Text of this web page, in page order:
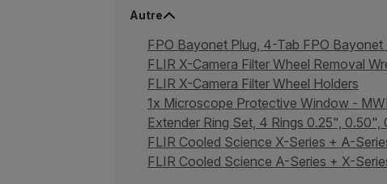
Autre
FPO Bayonet Plug, 4-Tab FPO
FLIR X-Camera Filter Wheel Removal
FLIR X-Camera Filter Wheel Holders
1x Microscope Protective Window -
Extender Ring Set, 4 Rings 0.25",
FLIR Cooled Science X-Series + A-
FLIR Cooled Science A-Series + X-